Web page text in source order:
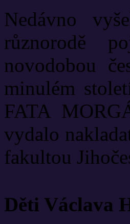
Nedávno
různorodě
novodobou
minulém
FATA
vydalo
fakultou
Děti Václava